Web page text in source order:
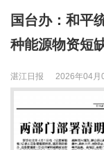
国台办：和平
种能源物资短
湛江日报 2026年04月